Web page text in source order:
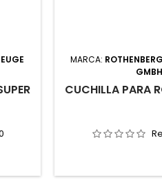
MARCA:
GMBH
CUCHILLA PARA